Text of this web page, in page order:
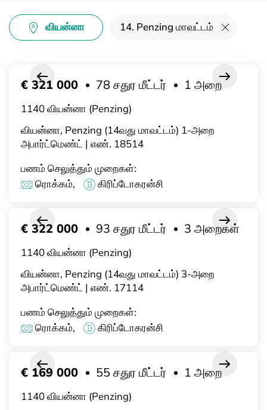
வியன்னா 14. Penzing மாவட்டம்
வியன்னா, Penzing (14வது மாவட்டம்) 1-அறை
அபார்ட்மெண்ட் | எண். 18514
€ 321 000 78 சதுர மீட்டர் 1 அறை
1140 வியன்னா (Penzing)
பணம் செலுத்தும் முறைகள்:
ரொக்கம்,
கிரிப்டோகரன்சி
வியன்னா, Penzing (14வது மாவட்டம்) 3-அறை
அபார்ட்மெண்ட் | எண். 17114
€ 322 000 93 சதுர மீட்டர் 3 அறைகள்
1140 வியன்னா (Penzing)
பணம் செலுத்தும் முறைகள்:
ரொக்கம்,
கிரிப்டோகரன்சி
€ 169 000 55 சதுர மீட்டர் 1 அறை
1140 வியன்னா (Penzing)